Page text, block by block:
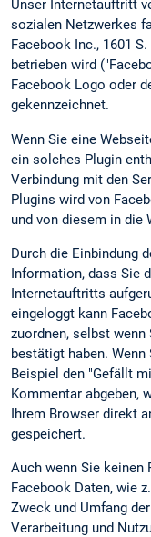
Unser Internetauftritt
sozialen Netzwerkes
Facebook Inc., 1601
betrieben wird
Facebook Logo oder
gekennzeichnet.
Wenn Sie eine
ein solches Plugin
Verbindung mit den
Plugins wird von
und von diesem in die
Durch die Einbindung
Information, dass Sie
Internetauftritts
eingeloggt kann
zuordnen, selbst wenn
bestätigt haben.
Beispiel den "Gefällt
Kommentar abgeben,
Ihrem Browser direkt
gespeichert.
Auch wenn Sie keinen
Facebook Daten, wie
Zweck und Umfang
Verarbeitung und